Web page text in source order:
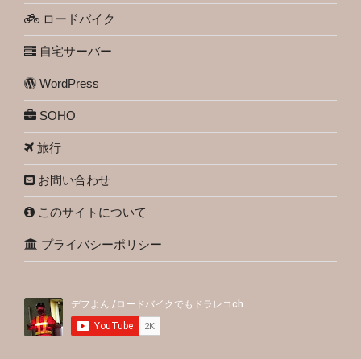
ロードバイク
自宅サーバー
WordPress
SOHO
旅行
お問い合わせ
このサイトについて
プライバシーポリシー